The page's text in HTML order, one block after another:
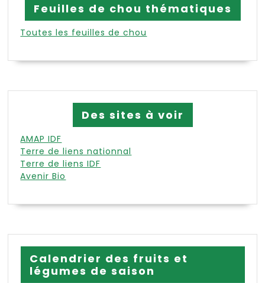
Feuilles de chou thématiques
Toutes les feuilles de chou
Des sites à voir
AMAP IDF
Terre de liens nationnal
Terre de liens IDF
Avenir Bio
Calendrier des fruits et
légumes de saison